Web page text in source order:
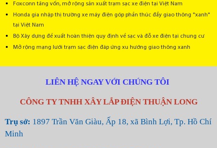
Foxconn tăng vốn, mở rộng sản xuất trạm sạc xe điện tại Việt Nam
Honda gia nhập thị trường xe máy điện góp phần thúc đẩy giao thông "xanh"
tại Việt Nam
Bộ Xây dựng đề xuất hoàn thiện quy định về sạc và đỗ xe điện tại chung cư
Mở rộng mạng lưới trạm sạc điện đáp ứng xu hướng giao thông xanh
LIÊN HỆ NGAY VỚI CHÚNG TÔI
CÔNG TY TNHH XÂY LẮP ĐIỆN THUẬN LONG
Trụ sở: 1897 Trần Văn Giàu, Ấp 18, xã Bình Lợi, Tp. Hồ Chí
Minh